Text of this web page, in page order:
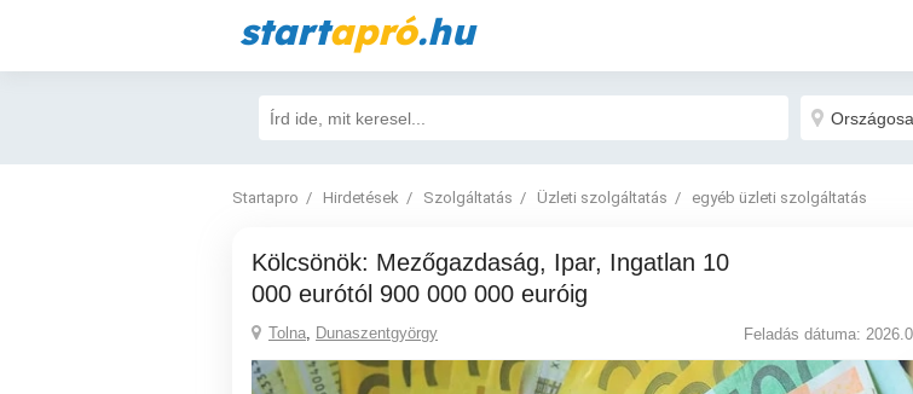
startapró.hu
Startapro Hirdetések Szolgáltatás Üzleti szolgáltatás egyéb üzleti szolgáltatás
Kölcsönök: Mezőgazdaság, Ipar, Ingatlan 10
000 eurótól 900 000 000 euróig
Tolna, Dunaszentgyörgy Feladás dátuma: